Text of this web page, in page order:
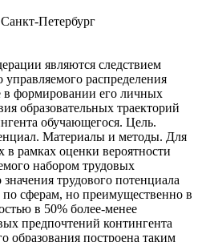
Петербург
являются следствием
распределения
в формировании его личных
образовательных траекторий
обучающегося. Цель.
Материалы и методы. Для
в рамках оценки вероятности
набором трудовых
трудового потенциала
по сферам, но преимущественно в
в 50% более-менее
предпочтений контингента
образования построена таким